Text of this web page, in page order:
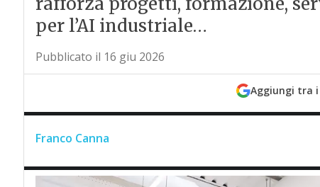
per l’AI industriale…
Pubblicato il 16 giu 2026
Aggiungi tra
Franco Canna